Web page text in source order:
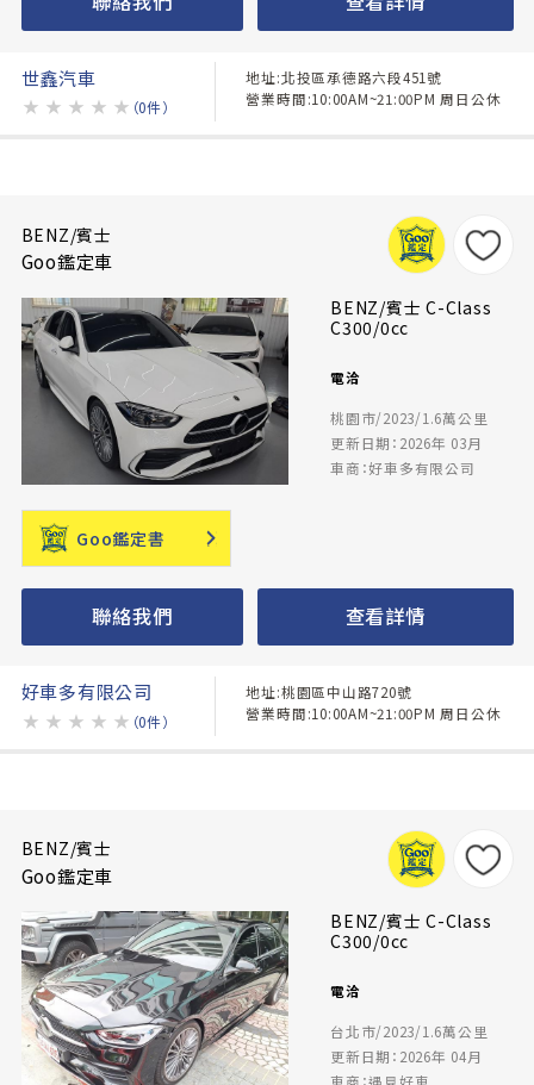
世鑫汽車
★ ★ ★ ★ ★ （0件）
地址:北投區承德路六段451號
營業時間:10:00AM~21:00PM 周日公休
BENZ/賓士
Goo鑑定車
BENZ/賓士 C-Class
C300/0cc
電洽
桃園市/2023/1.6萬公里
更新日期：2026年 03月
車商：好車多有限公司
Goo鑑定書
聯絡我們 查看詳情
好車多有限公司
★ ★ ★ ★ ★ （0件）
地址:桃園區中山路720號
營業時間:10:00AM~21:00PM 周日公休
BENZ/賓士
Goo鑑定車
BENZ/賓士 C-Class
C300/0cc
電洽
台北市/2023/1.6萬公里
更新日期：2026年 04月